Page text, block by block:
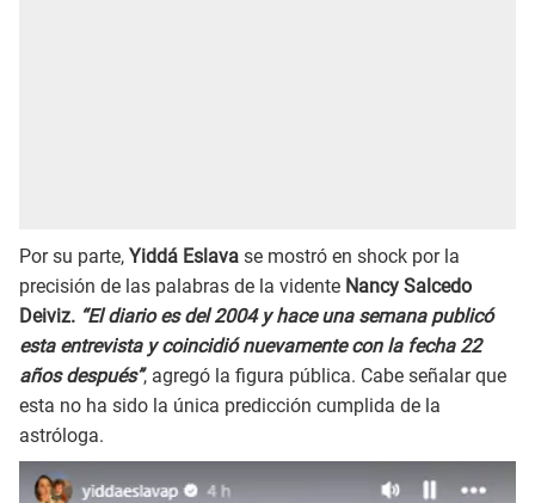
Por su parte, Yiddá Eslava se mostró en shock por la
precisión de las palabras de la vidente Nancy Salcedo
Deiviz. “El diario es del 2004 y hace una semana publicó
esta entrevista y coincidió nuevamente con la fecha 22
años después”, agregó la figura pública. Cabe señalar que
esta no ha sido la única predicción cumplida de la
astróloga.